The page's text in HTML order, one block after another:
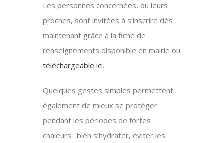
Les personnes concernées, ou leurs
proches, sont invitées à s’inscrire dès
maintenant grâce à la fiche de
renseignements disponible en mairie ou
téléchargeable ici.
Quelques gestes simples permettent
également de mieux se protéger
pendant les périodes de fortes
chaleurs : bien s’hydrater, éviter les